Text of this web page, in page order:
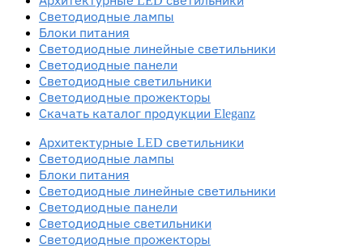
Светодиодные лампы
Блоки питания
Светодиодные линейные светильники
Светодиодные панели
Светодиодные светильники
Светодиодные прожекторы
Скачать каталог продукции Eleganz
Архитектурные LED светильники
Светодиодные лампы
Блоки питания
Светодиодные линейные светильники
Светодиодные панели
Светодиодные светильники
Светодиодные прожекторы